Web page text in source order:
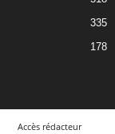
335
178
Accès rédacteur